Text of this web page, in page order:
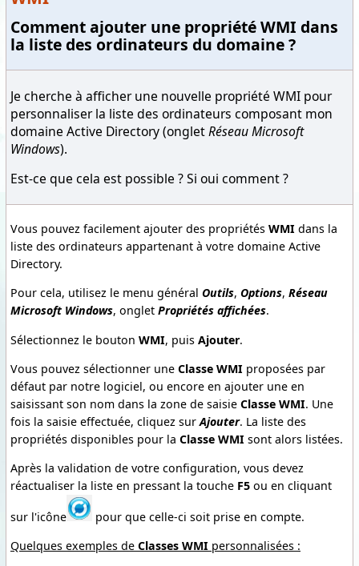
Comment ajouter une propriété WMI dans
la liste des ordinateurs du domaine ?
Je cherche à afficher une nouvelle propriété WMI pour
personnaliser la liste des ordinateurs composant mon
domaine Active Directory (ongletRéseau Microsoft
Windows).
Est-ce que cela est possible ? Si oui comment ?
Vous pouvez facilement ajouter des propriétés WMI dans la
liste des ordinateurs appartenant à votre domaine Active
Directory.
Pour cela, utilisez le menu général Outils, Options, Réseau
Microsoft Windows, onglet Propriétés affichées.
Sélectionnez le bouton WMI, puis Ajouter.
Vous pouvez sélectionner une Classe WMI proposées par
défaut par notre logiciel, ou encore en ajouter une en
saisissant son nom dans la zone de saisie Classe WMI. Une
fois la saisie effectuée, cliquez surAjouter. La liste des
propriétés disponibles pour la Classe WMI sont alors listées.
Après la validation de votre configuration, vous devez
réactualiser la liste en pressant la touche F5 ou en cliquant
sur l'icône
pour que celle-ci soit prise en compte.
Quelques exemples de Classes WMI personnalisées :